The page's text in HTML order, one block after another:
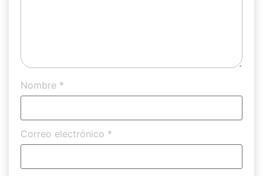
Nombre *
Correo electrónico *